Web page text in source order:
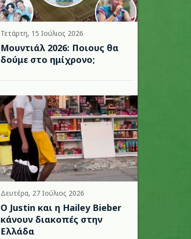
Τετάρτη, 15 Ιούλιος 2026
Μουντιάλ 2026: Ποιους θα
δούμε στο ημίχρονο;
Δευτέρα, 27 Ιούλιος 2026
Ο Justin και η Hailey Bieber
κάνουν διακοπές στην
Ελλάδα